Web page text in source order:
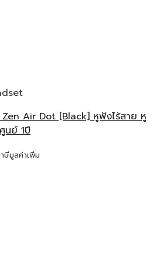
Air Dot [Black] หูฟังไร้สาย หู
นย์ 1ปี
ษีมูลค่าเพิ่ม